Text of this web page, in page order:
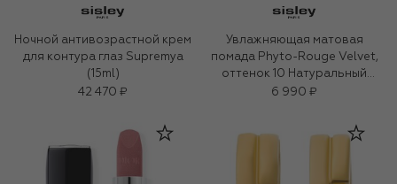
Ночной антивозрастной крем
для контура глаз Supremya
(15ml)
42 470 ₽
Увлажняющая матовая
помада Phyto-Rouge Velvet,
оттенок 10 Натуральный
бежевый (3g)
6 990 ₽